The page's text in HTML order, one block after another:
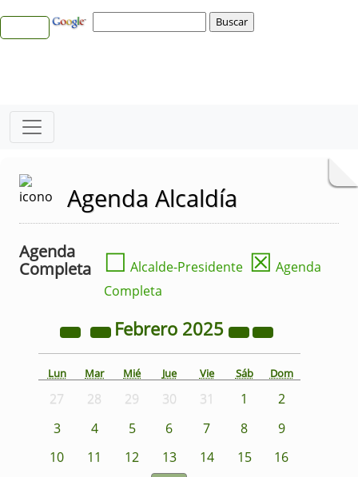
Agenda Alcaldía
Agenda
Completa
☐ Alcalde-Presidente ☒ Agenda
Completa
Febrero 2025
Lun Mar Mié Jue Vie Sáb Dom
27 28 29 30 31 1
2
3
4 5 6 7 8
9
10
11 12 13 14 15
16